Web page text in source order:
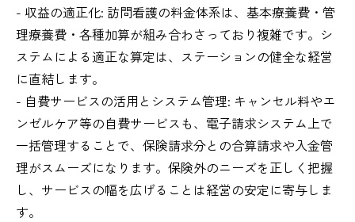
- 収益の適正化: 訪問看護の料金体系は、基本療養費・管
理療養費・各種加算が組み合わさっており複雑です。シ
ステムによる適正な算定は、ステーションの健全な経営
に直結します。
- 自費サービスの活用とシステム管理: キャンセル料やエ
ンゼルケア等の自費サービスも、電子請求システム上で
一括管理することで、保険請求分との合算請求や入金管
理がスムーズになります。保険外のニーズを正しく把握
し、サービスの幅を広げることは経営の安定に寄与しま
す。